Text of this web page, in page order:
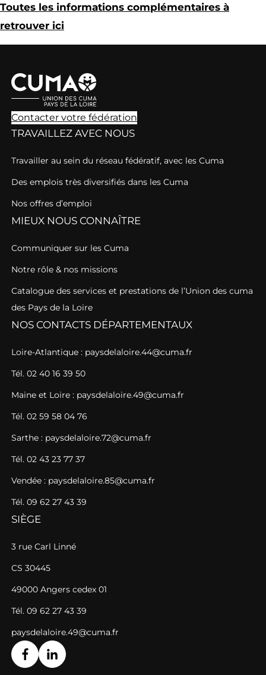
Toutes les informations complémentaires à
retrouver ici
Contacter votre fédération
TRAVAILLEZ AVEC NOUS
Travailler au sein du réseau fédératif, avec les Cuma
Des emplois très diversifiés dans les Cuma
Nos offres d’emploi
MIEUX NOUS CONNAÎTRE
Communiquer sur les Cuma
Notre rôle & nos missions
Catalogue des services et prestations de l’Union des cuma
des Pays de la Loire
NOS CONTACTS DÉPARTEMENTAUX
Loire-Atlantique : paysdelaloire.44@cuma.fr
Tél. 02 40 16 39 50
Maine et Loire : paysdelaloire.49@cuma.fr
Tél. 02 59 58 04 76
Sarthe : paysdelaloire.72@cuma.fr
Tél. 02 43 23 77 37
Vendée : paysdelaloire.85@cuma.fr
Tél. 09 62 27 43 39
SIÈGE
3 rue Carl Linné
CS 30445
49000 Angers cedex 01
Tél. 09 62 27 43 39
paysdelaloire.49@cuma.fr